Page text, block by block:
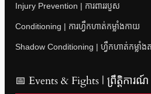
Injury Prevention | ការពាររបួស
Conditioning | ការហ្វឹកហាត់កម្លាំងកាយ
Shadow Conditioning | ហ្វឹកហាត់កម្លាំ
📅 Events & Fights | ព្រឹត្តិការ